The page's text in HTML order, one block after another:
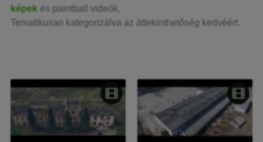
képek és paintball videók.
Tematikusan kategorizálva az áttekinthetőség kedvéért.